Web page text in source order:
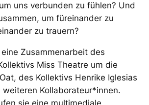
uns verbunden zu fühlen? Und
um füreinander zu
zu trauern?
eine Zusammenarbeit des
Miss Theatre um die
des Kollektivs Henrike Iglesias
weiteren Kollaborateur*innen.
sie eine multimediale,